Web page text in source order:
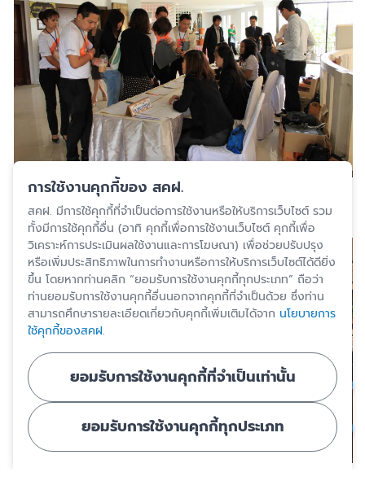
การใช้งานคุกกี้ของ สคฝ.
สคฝ. มีการใช้คุกกี้ที่จำเป็นต่อการใช้งานหรือให้บริการเว็บไซต์ รวม
ทั้งมีการใช้คุกกี้อื่น (อาทิ คุกกี้เพื่อการใช้งานเว็บไซต์ คุกกี้เพื่อ
วิเคราะห์การประเมินผลใช้งานและการโฆษณา) เพื่อช่วยปรับปรุง
หรือเพิ่มประสิทธิภาพในการทำงานหรือการให้บริการเว็บไซต์ได้ดียิ่ง
ขึ้น โดยหากท่านคลิก “ยอมรับการใช้งานคุกกี้ทุกประเภท” ถือว่า
ท่านยอมรับการใช้งานคุกกี้อื่นนอกจากคุกกี้ที่จำเป็นด้วย ซึ่งท่าน
สามารถศึกษารายละเอียดเกี่ยวกับคุกกี้เพิ่มเติมได้จาก นโยบายการ
ใช้คุกกี้ของสคฝ.
ยอมรับการใช้งานคุกกี้ที่จำเป็นเท่านั้น
ยอมรับการใช้งานคุกกี้ทุกประเภท